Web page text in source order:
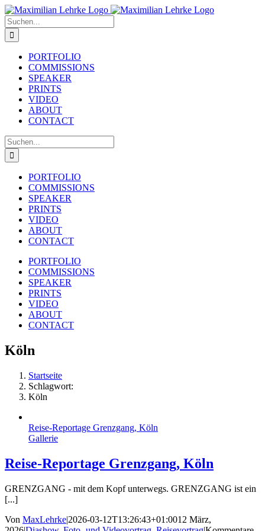
Zum
Inhalt
springen
Suche
nach:
PORTFOLIO
COMMISSIONS
SPEAKER
PRINTS
VIDEO
ABOUT
CONTACT
Suche
nach:
PORTFOLIO
COMMISSIONS
SPEAKER
PRINTS
VIDEO
ABOUT
CONTACT
PORTFOLIO
COMMISSIONS
SPEAKER
PRINTS
VIDEO
ABOUT
CONTACT
Köln
Startseite
Schlagwort:
Köln
Reise-Reportage Grenzgang, Köln
Gallerie
Reise-Reportage Grenzgang, Köln
GRENZGANG - mit dem Kopf unterwegs. GRENZGANG ist ein
[...]
Von MaxLehrke|2026-03-12T13:26:43+01:0012 März,